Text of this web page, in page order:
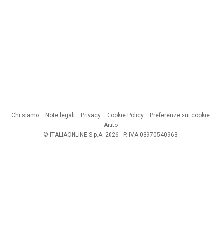
Chi siamo Note legali Privacy Cookie Policy
Preferenze sui cookie
Aiuto
© ITALIAONLINE S.p.A. 2026 - P. IVA 03970540963